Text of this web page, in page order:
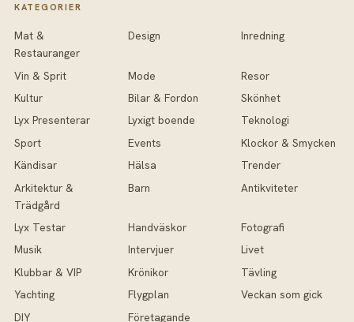
KATEGORIER
Mat &
Restauranger
Design Inredning
Vin & Sprit Mode
Resor
Kultur
Bilar & Fordon
Skönhet
Lyx Presenterar
Lyxigt boende
Teknologi
Sport
Events
Klockor & Smycken
Kändisar
Hälsa
Trender
Arkitektur &
Trädgård
Barn Antikviteter
Lyx Testar Handväskor
Fotografi
Musik
Intervjuer
Livet
Klubbar & VIP
Krönikor
Tävling
Yachting
Flygplan
Veckan som gick
DIY
Företagande